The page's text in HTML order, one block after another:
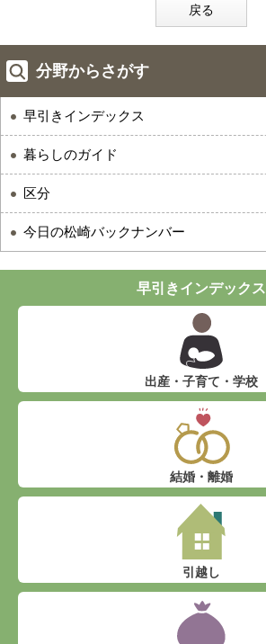
戻る
分野からさがす
早引きインデックス
暮らしのガイド
区分
今日の松崎バックナンバー
早引きインデックス
出産・子育て・学校
結婚・離婚
引越し